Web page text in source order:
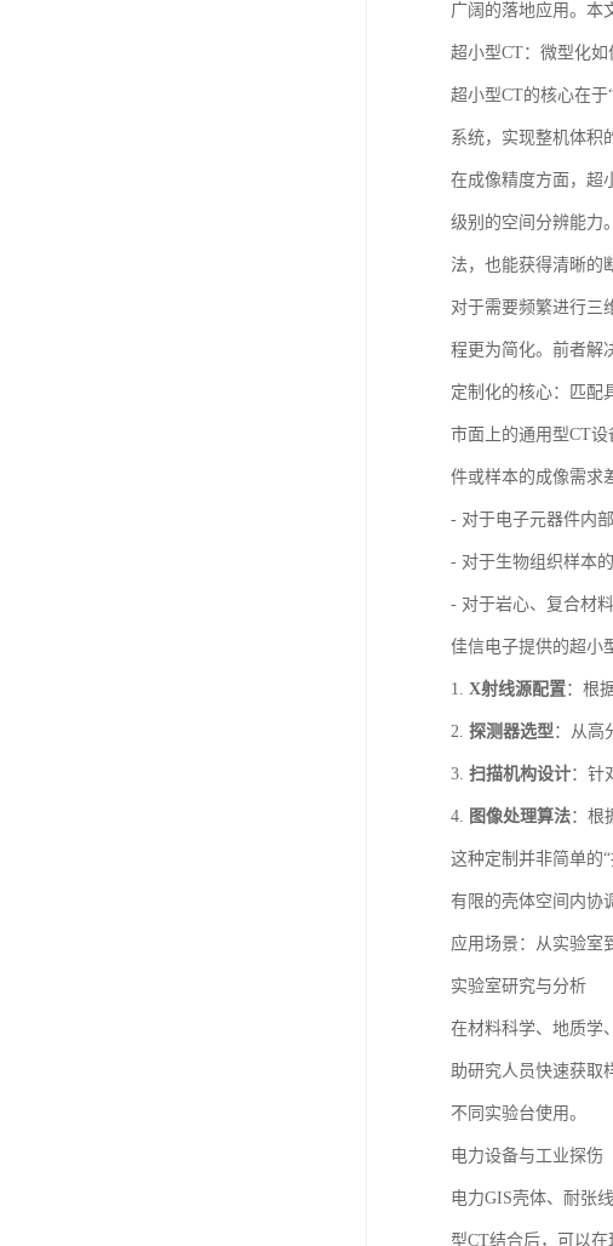
广阔的落地应用。本
超小型CT：微型化如
超小型CT的核心在
系统，实现整机体积
在成像精度方面，超
级别的空间分辨能力
法，也能获得清晰的
对于需要频繁进行三
程更为简化。前者解
定制化的核心：匹配
市面上的通用型CT
件或样本的成像需求
- 对于电子元器件内
- 对于生物组织样本
- 对于岩心、复合材
佳信电子提供的超小
1. X射线源配置：根
2. 探测器选型：从高
3. 扫描机构设计：针
4. 图像处理算法：根
这种定制并非简单的
有限的壳体空间内协
应用场景：从实验室
实验室研究与分析
在材料科学、地质学
助研究人员快速获取
不同实验台使用。
电力设备与工业探伤
电力GIS壳体、耐张
型CT结合后，可以